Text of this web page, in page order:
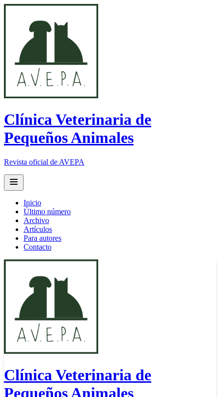
Clínica Veterinaria de
Pequeños Animales
Revista oficial de AVEPA
Open main menu
Inicio
Último número
Archivo
Artículos
Para autores
Contacto
Clínica Veterinaria de
Pequeños Animales